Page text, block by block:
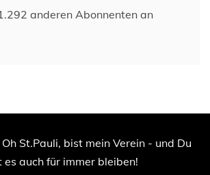
anderen Abonnenten an
St.Pauli, bist mein Verein - und Du
es auch für immer bleiben!